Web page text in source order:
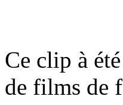
Ce clip à
de films de